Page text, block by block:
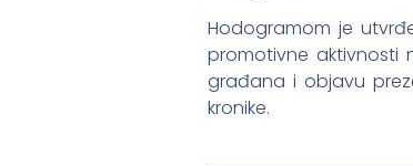
Hodogramom je
promotivne aktivnosti
građana i objavu
kronike.